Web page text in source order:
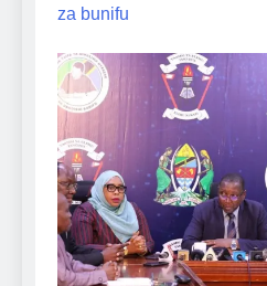
za bunifu